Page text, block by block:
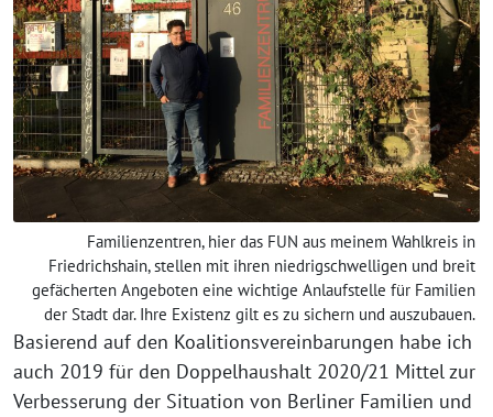
Familienzentren, hier das FUN aus meinem Wahlkreis in
Friedrichshain, stellen mit ihren niedrigschwelligen und breit
gefächerten Angeboten eine wichtige Anlaufstelle für Familien
der Stadt dar. Ihre Existenz gilt es zu sichern und auszubauen.
Basierend auf den Koalitionsvereinbarungen habe ich
auch 2019 für den Doppelhaushalt 2020/21 Mittel zur
Verbesserung der Situation von Berliner Familien und